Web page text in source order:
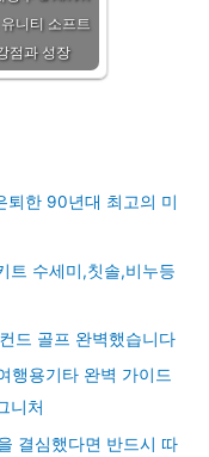
니티 소프트
점과 성장
퇴한 90년대 최고의 미
트 수세미,칫솔,비누등
드 골프 완벽했습니다
행용기타 완벽 가이드
니처
결심했다면 반드시 따